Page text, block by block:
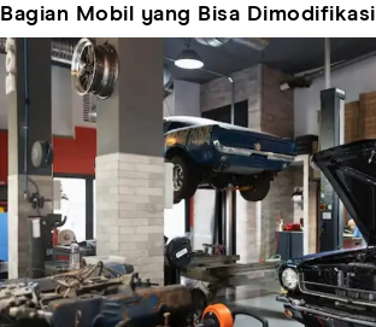
Bagian Mobil yang Bisa Dimodifikasi